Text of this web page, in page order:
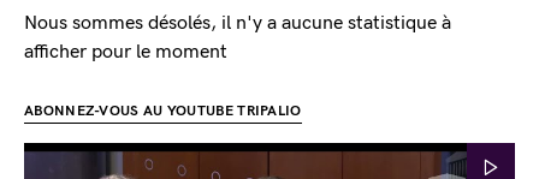
Nous sommes désolés, il n'y a aucune statistique à
afficher pour le moment
ABONNEZ-VOUS AU YOUTUBE TRIPALIO